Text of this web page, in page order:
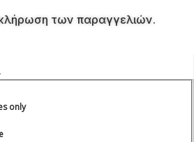
των παραγγελιών.
only